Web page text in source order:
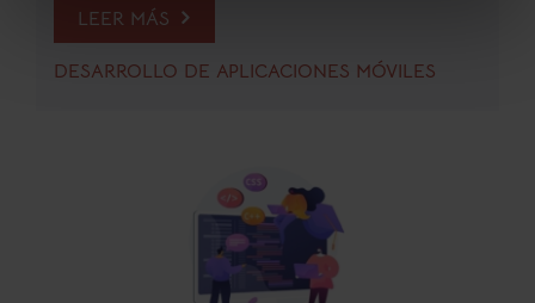
LEER MÁS
DESARROLLO DE APLICACIONES MÓVILES